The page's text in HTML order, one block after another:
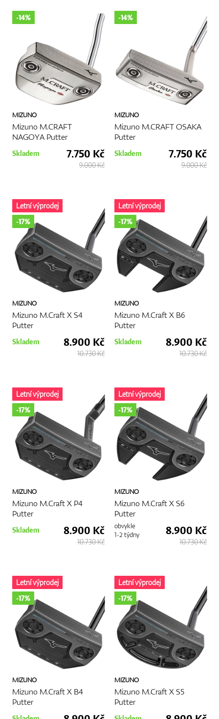
MIZUNO
Mizuno M.CRAFT
NAGOYA Putter
-14%
Skladem 7.750 Kč
9.000 Kč
MIZUNO
Mizuno M.CRAFT OSAKA
Putter
-14%
Skladem 7.750 Kč
9.000 Kč
MIZUNO
Mizuno M.Craft X S4
Putter
Letní výprodej
-17%
Skladem 8.900 Kč
10.730 Kč
MIZUNO
Mizuno M.Craft X B6
Putter
Letní výprodej
-17%
Skladem 8.900 Kč
10.730 Kč
MIZUNO
Mizuno M.Craft X P4
Putter
Letní výprodej
-17%
Skladem 8.900 Kč
10.730 Kč
MIZUNO
Mizuno M.Craft X S6
Putter
Letní výprodej
-17%
obvykle
1-2 týdny
8.900 Kč
10.730 Kč
MIZUNO
Mizuno M.Craft X B4
Putter
Letní výprodej
-17%
MIZUNO
Mizuno M.Craft X S5
Putter
Letní výprodej
-17%